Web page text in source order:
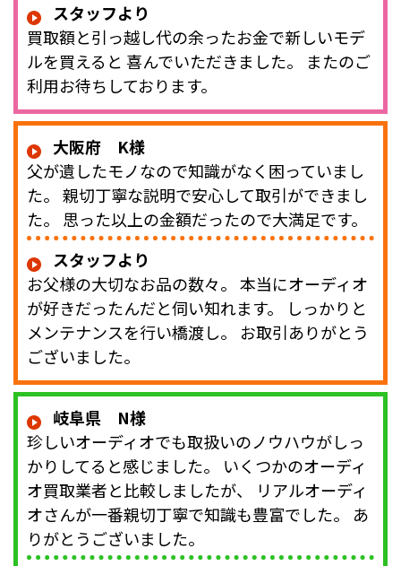
スタッフより
買取額と引っ越し代の余ったお金で新しいモデ
ルを買えると 喜んでいただきました。 またのご
利用お待ちしております。
大阪府 K様
父が遺したモノなので知識がなく困っていまし
た。 親切丁寧な説明で安心して取引ができまし
た。 思った以上の金額だったので大満足です。
スタッフより
お父様の大切なお品の数々。 本当にオーディオ
が好きだったんだと伺い知れます。 しっかりと
メンテナンスを行い橋渡し。 お取引ありがとう
ございました。
岐阜県 N様
珍しいオーディオでも取扱いのノウハウがしっ
かりしてると感じました。 いくつかのオーディ
オ買取業者と比較しましたが、 リアルオーディ
オさんが一番親切丁寧で知識も豊富でした。 あ
りがとうございました。